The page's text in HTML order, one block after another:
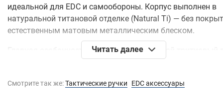
идеальной для EDC и самообороны. Корпус выполнен в
натуральной титановой отделке (Natural Ti) — без
естественным матовым металлическим блеском.
Главная особенность этой версии — голубой тритиевый
(светящаяся капсула) в клипсе.
Тритий — это радиоактивный изотоп водорода, который
Читать далее
Смотрите так же:Тактические ручки EDC аксессуары